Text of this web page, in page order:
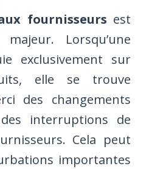
fournisseurs est
Lorsqu’une
exclusivement sur
elle se trouve
des changements
interruptions de
Cela peut
importantes